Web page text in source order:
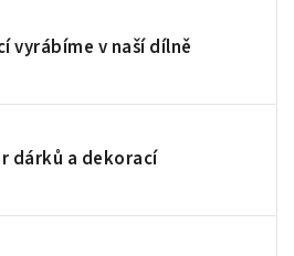
vyrábíme v naší dílně
dárků a dekorací